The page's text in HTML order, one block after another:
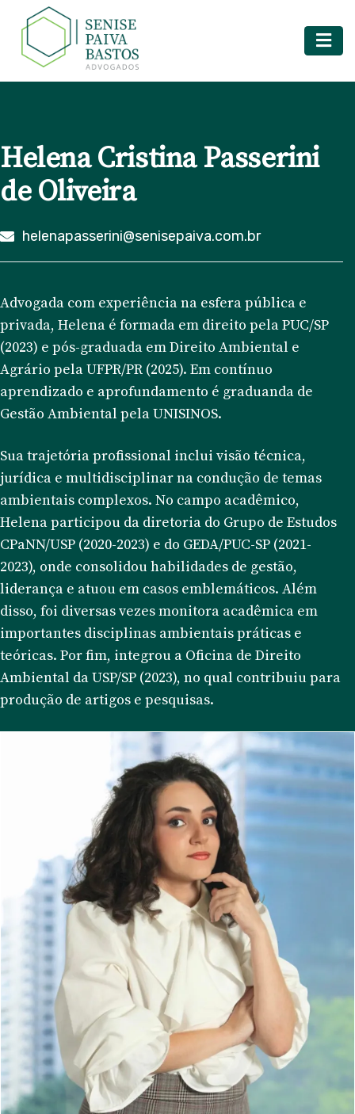
Helena Cristina Passerini
de Oliveira
helenapasserini@senisepaiva.com.br
Advogada com experiência na esfera pública e
privada, Helena é formada em direito pela PUC/SP
(2023) e pós-graduada em Direito Ambiental e
Agrário pela UFPR/PR (2025). Em contínuo
aprendizado e aprofundamento é graduanda de
Gestão Ambiental pela UNISINOS.
Sua trajetória profissional inclui visão técnica,
jurídica e multidisciplinar na condução de temas
ambientais complexos. No campo acadêmico,
Helena participou da diretoria do Grupo de Estudos
CPaNN/USP (2020-2023) e do GEDA/PUC-SP (2021-
2023), onde consolidou habilidades de gestão,
liderança e atuou em casos emblemáticos. Além
disso, foi diversas vezes monitora acadêmica em
importantes disciplinas ambientais práticas e
teóricas. Por fim, integrou a Oficina de Direito
Ambiental da USP/SP (2023), no qual contribuiu para
produção de artigos e pesquisas.